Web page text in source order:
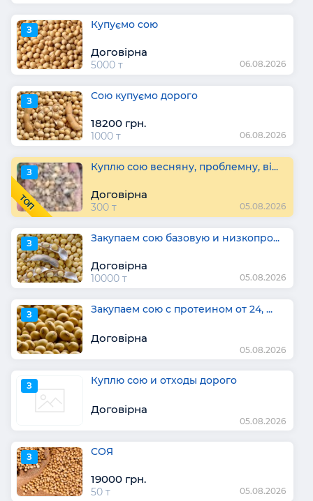
З Купуємо сою
Договірна
5000 т 06.08.2026
З Сою купуємо дорого
18200 грн.
1000 т 06.08.2026
ТОП
З Куплю сою весняну, проблемну, ві...
Договірна
300 т 05.08.2026
З Закупаем сою базовую и низкопро...
Договірна
10000 т 05.08.2026
З Закупаем сою с протеином от 24, ...
Договірна
05.08.2026
З Куплю сою и отходы дорого
Договірна
05.08.2026
З СОЯ
19000 грн.
50 т 05.08.2026